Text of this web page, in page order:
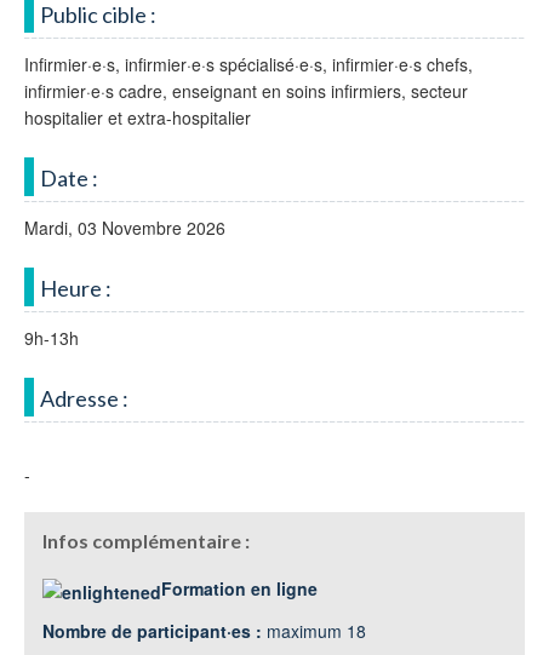
Public cible :
Infirmier·e·s, infirmier·e·s spécialisé·e·s, infirmier·e·s chefs,
infirmier·e·s cadre, enseignant en soins infirmiers, secteur
hospitalier et extra-hospitalier
Date :
Mardi, 03 Novembre 2026
Heure :
9h-13h
Adresse :
-
Infos complémentaire :
Formation en ligne
Nombre de participant·es : maximum 18